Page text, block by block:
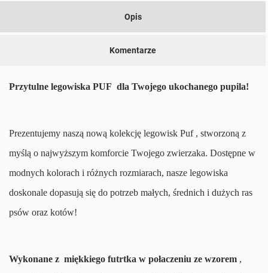
Opis
Komentarze
Przytulne legowiska PUF dla Twojego ukochanego pupila!
Prezentujemy naszą nową kolekcję legowisk Puf , stworzoną z
myślą o najwyższym komforcie Twojego zwierzaka. Dostępne w
modnych kolorach i różnych rozmiarach, nasze legowiska
doskonale dopasują się do potrzeb małych, średnich i dużych ras
psów oraz kotów!
Wykonane z miękkiego futrtka w połaczeniu ze wzorem ,